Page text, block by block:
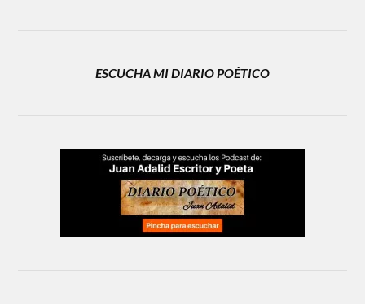
ESCUCHA MI DIARIO POÉTICO